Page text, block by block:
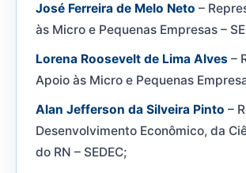
José Ferreira de Melo Neto –
às Micro e Pequenas Empresas –
Lorena Roosevelt de Lima Alves –
Apoio às Micro e Pequenas
Alan Jefferson da Silveira Pinto –
Desenvolvimento Econômico, da
do RN – SEDEC;